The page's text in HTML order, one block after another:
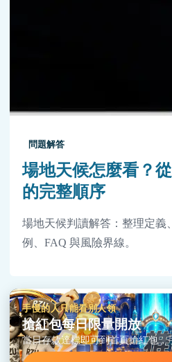
問題解答
場地天候怎麼看？
的完整順序
場地天候判讀解答：整理定義
例、FAQ 與風險界線。
手慢的人只能看別人領
搶紅包每日限量開放
當日存款達標即可到首頁搶紅包，